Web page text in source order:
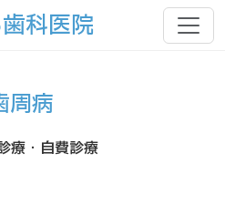
科医院
周病
療・ 自費診療